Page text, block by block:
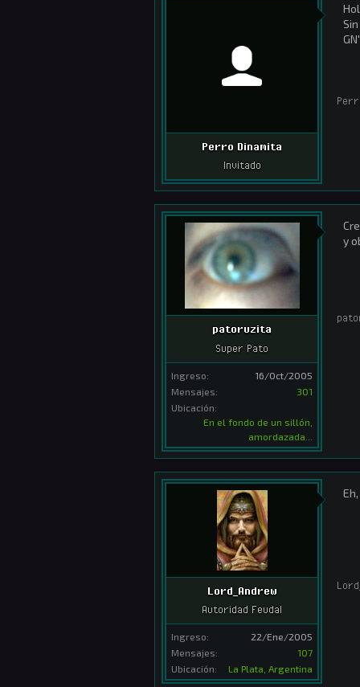
Perro Dinamita
Invitado
patoruzita
Super Pato
Ingreso:
16/Oct/2005
Mensajes:
301
Ubicación:
En el fondo de un sillón,
amordazada...
y
Lord_Andrew
Autoridad Feudal
Ingreso:
22/Ene/2005
Mensajes:
107
Ubicación:
La Plata, Argentina